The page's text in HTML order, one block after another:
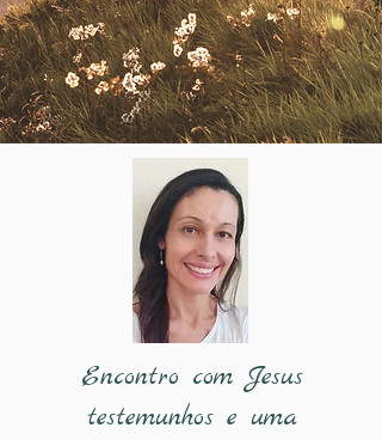
Encontro com Jesus
testemunhos e uma